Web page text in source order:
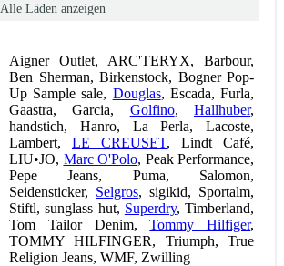
Alle Läden anzeigen
Aigner Outlet, ARC'TERYX, Barbour,
Ben Sherman, Birkenstock, Bogner Pop-
Up Sample sale, Douglas, Escada, Furla,
Gaastra, Garcia, Golfino,Hallhuber,
handstich, Hanro, La Perla, Lacoste,
Lambert, LE CREUSET, Lindt Café,
LIU•JO, Marc O'Polo, Peak Performance,
Pepe Jeans, Puma, Salomon,
Seidensticker, Selgros, sigikid, Sportalm,
Stiftl, sunglass hut, Superdry, Timberland,
Tom Tailor Denim,Tommy Hilfiger,
TOMMY HILFINGER, Triumph, True
Religion Jeans, WMF, Zwilling